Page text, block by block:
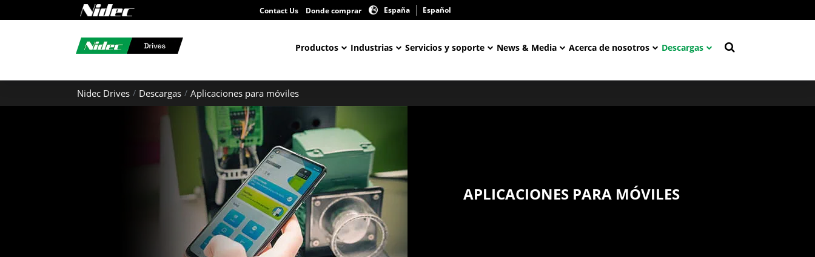
Contact Us Donde comprar España Español
Productos Industrias Servicios y soporte News & Media Acerca de nosotros Descargas
Nidec Drives Descargas Aplicaciones para móviles
APLICACIONES PARA MÓVILES